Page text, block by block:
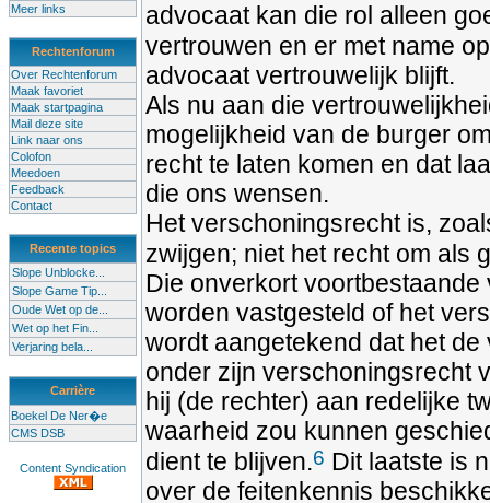
Meer links
Rechtenforum
Over Rechtenforum
Maak favoriet
Maak startpagina
Mail deze site
Link naar ons
Colofon
Meedoen
Feedback
Contact
Recente topics
Slope Unblocke...
Slope Game Tip...
Oude Wet op de...
Wet op het Fin...
Verjaring bela...
Carrière
Boekel De Ner�e
CMS DSB
Content Syndication
advocaat kan die rol alleen
vertrouwen en er met name
advocaat vertrouwelijk blijft.
Als nu aan die
mogelijkheid van de burger
recht te laten komen en dat
die ons wensen.
Het verschoningsrecht is,
zwijgen; niet het recht om als
Die onverkort
worden vastgesteld of het
wordt aangetekend dat het
onder zijn verschoningsrecht
hij (de rechter) aan redelijke
waarheid zou kunnen
dient te blijven.6 Dit laatste is
over de feitenkennis